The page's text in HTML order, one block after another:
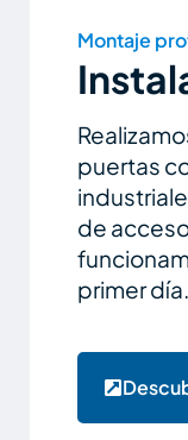
Montaje
puertas
de
primer día.